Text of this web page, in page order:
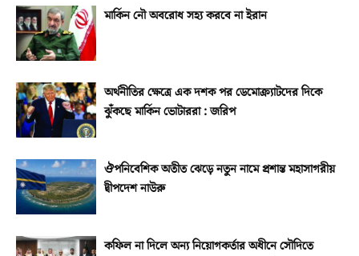
মার্কিন নৌ অবরোধ সহ্য করবে না ইরান
অর্থনীতির ক্ষেত্রে এক দশক পর ডেমোক্র্যাটদের দিকে
ঝুঁকছে মার্কিন ভোটাররা : জরিপ
ঔপনিবেশিক অতীত ঝেড়ে নতুন নামে প্রশান্ত মহাসাগরীয়
দ্বীপদেশ নাউরু
কফিল না দিলে অন্য নিয়োগকর্তার অধীনে সৌদিতে